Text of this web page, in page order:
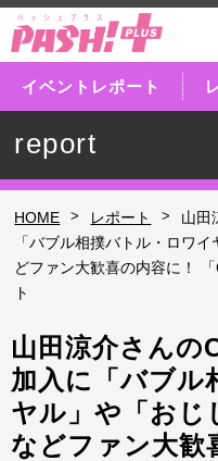
イベントレポート
report
HOME > レポート >
山田
「バブル相撲バトル・ロワ
どファン大歓喜の内容に！
ト
山田涼介さん
加入に「バブル
ヤル」や「おじ
などファン大歓